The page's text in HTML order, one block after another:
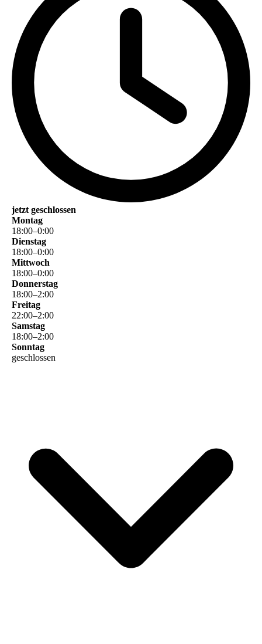
jetzt geschlossen
Montag
18:00–0:00
Dienstag
18:00–0:00
Mittwoch
18:00–0:00
Donnerstag
18:00–2:00
Freitag
22:00–2:00
Samstag
18:00–2:00
Sonntag
geschlossen